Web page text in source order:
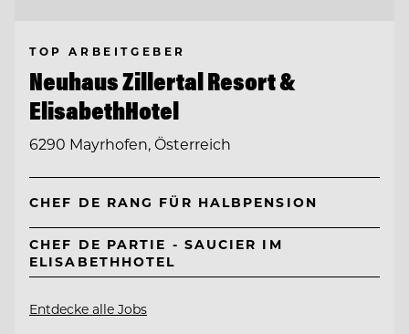
TOP ARBEITGEBER
Neuhaus Zillertal Resort &
ElisabethHotel
6290 Mayrhofen, Österreich
CHEF DE RANG FÜR HALBPENSION
CHEF DE PARTIE - SAUCIER IM
ELISABETHHOTEL
Entdecke alle Jobs